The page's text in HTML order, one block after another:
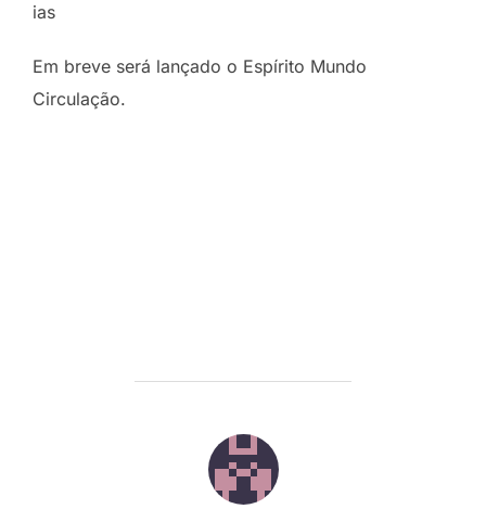
ias
Em breve será lançado o Espírito Mundo
Circulação.
POST AUTHOR